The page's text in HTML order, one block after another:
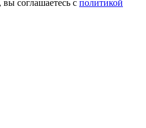
соглашаетесь с политикой